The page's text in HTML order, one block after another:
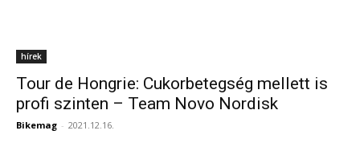
hírek
Tour de Hongrie: Cukorbetegség mellett is
profi szinten – Team Novo Nordisk
Bikemag - 2021.12.16.